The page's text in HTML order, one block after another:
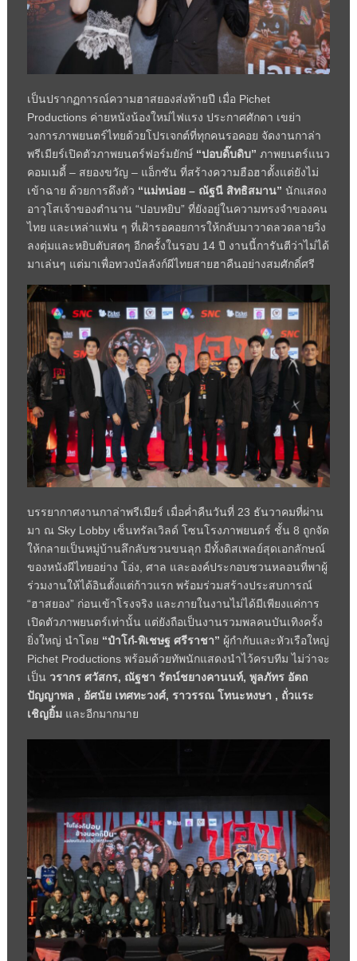
เป็นปรากฏการณ์ความฮาสยองส่งท้ายปี เมื่อ Pichet
Productions ค่ายหนังน้องใหม่ไฟแรง ประกาศศักดา เขย่า
วงการภาพยนตร์ไทยด้วยโปรเจกต์ที่ทุกคนรอคอย จัดงานกาล่า
พรีเมียร์เปิดตัวภาพยนตร์ฟอร์มยักษ์ “ปอบดิ๊บดิบ” ภาพยนตร์แนว
คอมเมดี้ – สยองขวัญ – แอ็กชัน ที่สร้างความฮือฮาตั้งแต่ยังไม่
เข้าฉาย ด้วยการดึงตัว “แม่หน่อย – ณัฐนี สิทธิสมาน” นักแสดง
อาวุโสเจ้าของตำนาน “ปอบหยิบ” ที่ยังอยู่ในความทรงจำของคน
ไทย และเหล่าแฟน ๆ ที่เฝ้ารอคอยการให้กลับมาวาดลวดลายวิ่ง
ลงตุ่มและหยิบตับสดๆ อีกครั้งในรอบ 14 ปี งานนี้การันตีว่าไม่ได้
มาเล่นๆ แต่มาเพื่อทวงบัลลังก์ผีไทยสายฮาคืนอย่างสมศักดิ์ศรี
บรรยากาศงานกาล่าพรีเมียร์ เมื่อค่ำคืนวันที่ 23 ธันวาคมที่ผ่าน
มา ณ Sky Lobby เซ็นทรัลเวิลด์ โซนโรงภาพยนตร์ ชั้น 8 ถูกจัด
ให้กลายเป็นหมู่บ้านลึกลับชวนขนลุก มีทั้งดิสเพลย์สุดเอกลักษณ์
ของหนังผีไทยอย่าง โอ่ง, ศาล และองค์ประกอบชวนหลอนที่พาผู้
ร่วมงานให้ได้อินตั้งแต่ก้าวแรก พร้อมร่วมสร้างประสบการณ์
“ฮาสยอง” ก่อนเข้าโรงจริง และภายในงานไม่ได้มีเพียงแค่การ
เปิดตัวภาพยนตร์เท่านั้น แต่ยังถือเป็นงานรวมพลคนบันเทิงครั้ง
ยิ่งใหญ่ นำโดย “ป๋าโก๋-พิเชษฐ ศรีราชา” ผู้กำกับและหัวเรือใหญ่
Pichet Productions พร้อมด้วยทัพนักแสดงนำไว้ครบทีม ไม่ว่าจะ
เป็น วรากร ศวัสกร, ณัฐชา รัตน์ชยางคานนท์, พูลภัทร อัตถ
ปัญญาพล , อัศนัย เทศทะวงศ์, ราวรรณ โทนะหงษา , ถั่วแระ
เชิญยิ้ม และอีกมากมาย